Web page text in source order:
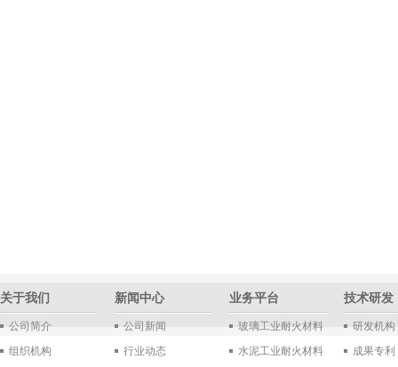
关于我们
公司简介
组织机构
新闻中心
公司新闻
行业动态
业务平台
玻璃工业耐火材料
水泥工业耐火材料
技术研发
研发机构
成果专利